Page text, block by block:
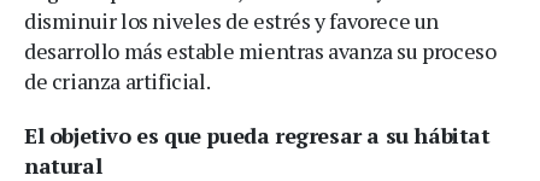
disminuir los niveles de estrés y favorece un
desarrollo más estable mientras avanza su proceso
de crianza artificial.
El objetivo es que pueda regresar a su hábitat
natural